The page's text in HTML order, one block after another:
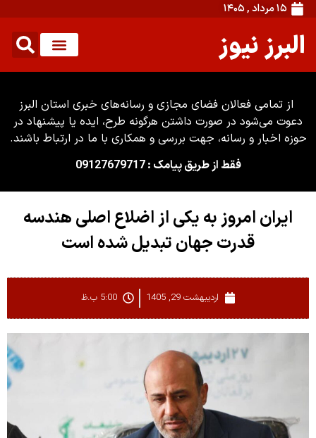
۱۵ مرداد , ۱۴۰۵
البرز نیوز
از تمامی فعالان فضای مجازی و رسانه‌های خبری استان البرز
دعوت می‌شود در صورت داشتن هرگونه طرح، ایده یا پیشنهاد در
حوزه اخبار و رسانه، جهت بررسی و همکاری با ما در ارتباط باشند.
فقط از طریق پیامک : 09127679717
ایران امروز به یکی از اضلاع اصلی هندسه
قدرت جهان تبدیل شده است
اردیبهشت 29, 1405 5:00 ب.ظ